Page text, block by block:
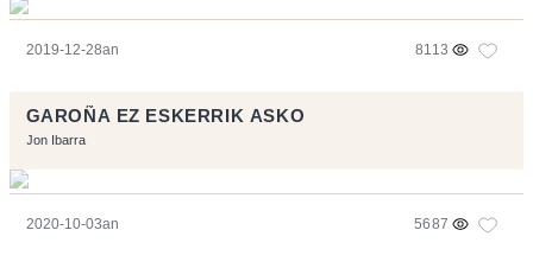
2019-12-28an 8113
GAROÑA EZ ESKERRIK ASKO
Jon Ibarra
2020-10-03an 5687